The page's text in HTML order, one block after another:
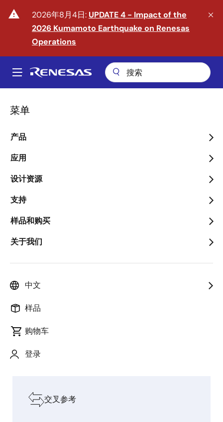
warning 2026年8月4日: UPDATE 4 - Impact of the
2026 Kumamoto Earthquake on Renesas
Operations
Main
菜单
产品
应用
设计资源
支持
样品和购买
关于我们
中文
样品
购物车
登录
迈入物理 AI 时代
了解更多
以创新赋能人
增长
时代
电磁炉灶
的桥梁
pause
软件和工具
交叉参考